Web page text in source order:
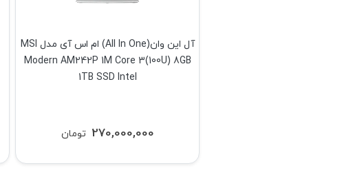
آل این وان(All In One) ام اس آی مدل MSI
Modern AM242P 1M Core 3(100U) 8GB
1TB SSD Intel
تومان 270,000,000